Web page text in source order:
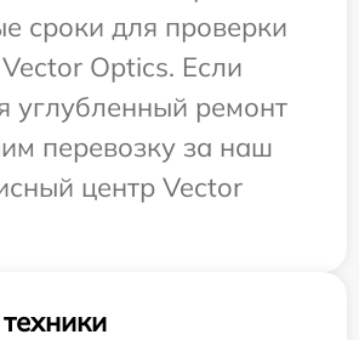
сроки для проверки
Optics. Если
углубленный ремонт
перевозку за наш
центр Vector